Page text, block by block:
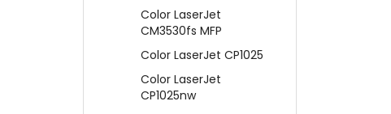
Color LaserJet
CM3530fs MFP
Color LaserJet CP1025
Color LaserJet
CP1025nw